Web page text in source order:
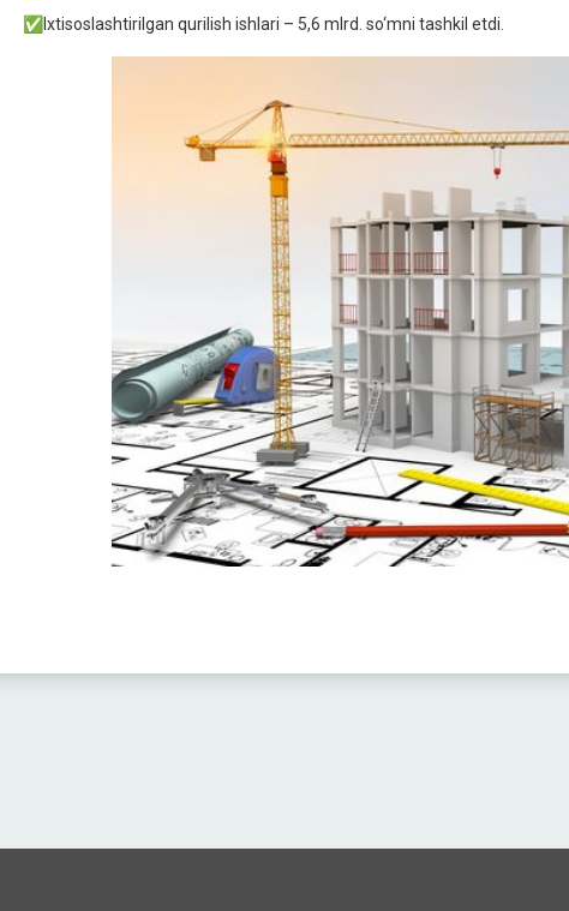
✅Ixtisoslashtirilgan qurilish ishlari – 5,6 mlrd. so‘mni tashkil etdi.